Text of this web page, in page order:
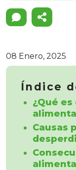
08 Enero, 2025
Índice
¿Qué
Causas